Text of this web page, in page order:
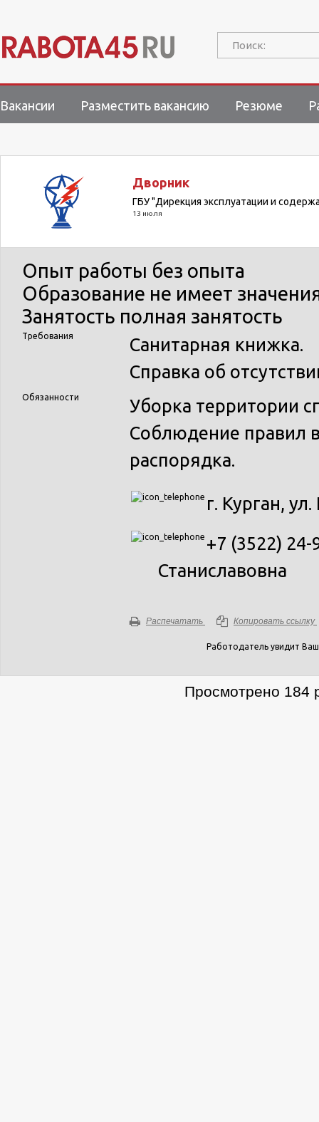
Поиск:
Вакансии Разместить вакансию Резюме
Дворник
ГБУ "Дирекция эксплуатации и
13 июля
Опыт работы без опыта
Образование не имеет
Занятость полная занятость
Требования
Санитарная книжка.
Справка об
Обязанности
Уборка территории
Соблюдение правил
распорядка.
г. Курган,
+7 (3522)
Станиславовна
Распечатать Копировать ссылку
Работодатель увидит
Просмотрено 184